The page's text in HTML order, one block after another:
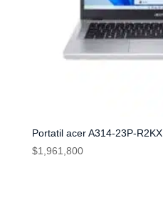
Portatil acer A314-23P-R2KX
$1,961,800